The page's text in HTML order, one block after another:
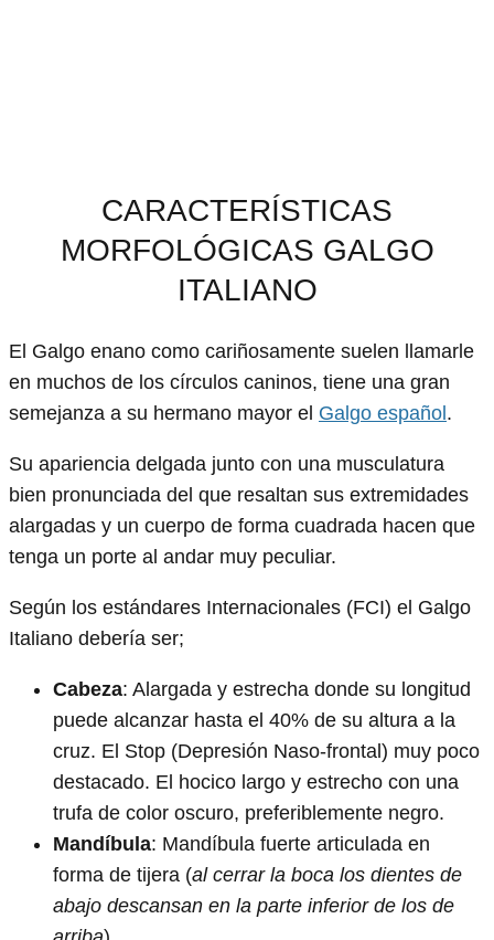
CARACTERÍSTICAS
MORFOLÓGICAS GALGO
ITALIANO
El Galgo enano como cariñosamente suelen llamarle
en muchos de los círculos caninos, tiene una gran
semejanza a su hermano mayor el Galgo español .
Su apariencia delgada junto con una musculatura
bien pronunciada del que resaltan sus extremidades
alargadas y un cuerpo de forma cuadrada hacen que
tenga un porte al andar muy peculiar.
Según los estándares Internacionales (FCI) el Galgo
Italiano debería ser;
Cabeza: Alargada y estrecha donde su longitud
puede alcanzar hasta el 40% de su altura a la
cruz. El Stop (Depresión Naso-frontal) muy poco
destacado. El hocico largo y estrecho con una
trufa de color oscuro, preferiblemente negro.
Mandíbula: Mandíbula fuerte articulada en
forma de tijera (al cerrar la boca los dientes de
abajo descansan en la parte inferior de los de